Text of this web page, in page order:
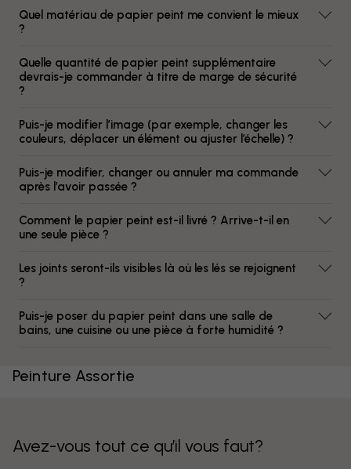
Quel matériau de papier peint me convient le mieux
?
Quelle quantité de papier peint supplémentaire
devrais-je commander à titre de marge de sécurité
?
Puis-je modifier l’image (par exemple, changer les
couleurs, déplacer un élément ou ajuster l’échelle) ?
Puis-je modifier, changer ou annuler ma commande
après l’avoir passée ?
Comment le papier peint est-il livré ? Arrive-t-il en
une seule pièce ?
Les joints seront-ils visibles là où les lés se rejoignent
?
Puis-je poser du papier peint dans une salle de
bains, une cuisine ou une pièce à forte humidité ?
Peinture Assortie
Avez-vous tout ce qu’il vous faut?